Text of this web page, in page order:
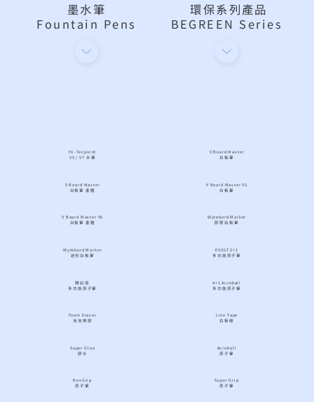
墨水筆
Fountain Pens
環保系列產品
BEGREEN Series
Hi-Tecpoint
V5 / V7 水筆
V Board Master
白板筆
V Board Master
白板筆 墨膽
V Board Master VS
白板筆
V Board Master VS
白板筆 墨膽
Wytebord Marker
膠筒白板筆
Wytebord Marker
迷你白板筆
EVOLT 2+1
多功能原子筆
雅絵巻
多功能原子筆
4+1 Acroball
多功能原子筆
Foam Eraser
泡泡擦膠
Line Tape
白板線
Super Glue
膠水
Acroball
原子筆
RexGrip
原子筆
Super Grip
原子筆